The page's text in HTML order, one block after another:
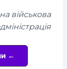
військова
←